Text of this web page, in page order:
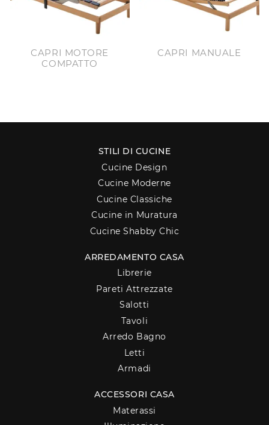
CAPRI MOTORE
COMPATTO
CAPRI MANUALE
STILI DI CUCINE
Cucine Design
Cucine Moderne
Cucine Classiche
Cucine in Muratura
Cucine Shabby Chic
ARREDAMENTO CASA
Librerie
Pareti Attrezzate
Salotti
Tavoli
Arredo Bagno
Letti
Armadi
ACCESSORI CASA
Materassi